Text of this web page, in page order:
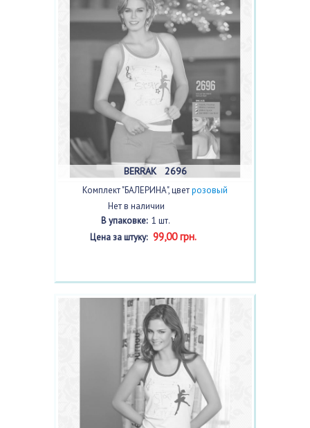
BERRAK 2696
Комплект "БАЛЕРИНА", цветрозовый
Нет в наличии
В упаковке:1 шт.
Цена за штуку:99,00 грн.